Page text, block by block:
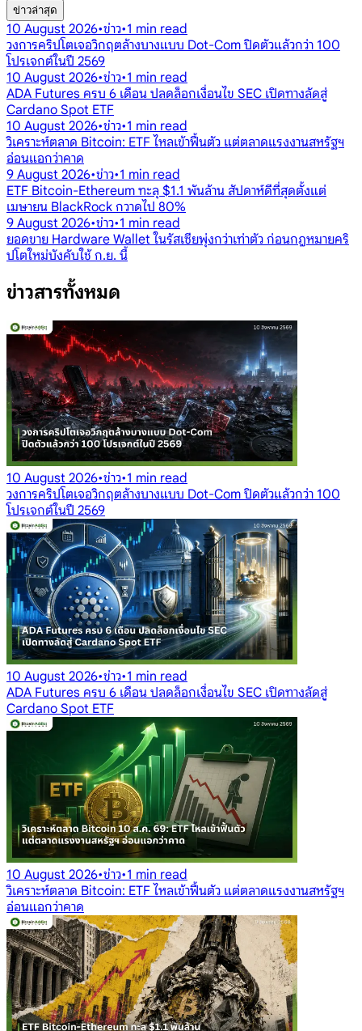
ข่าวล่าสุด
10 August 2026•ข่าว•1 min read
วงการคริปโตเจอวิกฤตล้างบางแบบ Dot-Com ปิดตัวแล้วกว่า 100
โปรเจกต์ในปี 2569
10 August 2026•ข่าว•1 min read
ADA Futures ครบ 6 เดือน ปลดล็อกเงื่อนไข SEC เปิดทางลัดสู่
Cardano Spot ETF
10 August 2026•ข่าว•1 min read
วิเคราะห์ตลาด Bitcoin: ETF ไหลเข้าฟื้นตัว แต่ตลาดแรงงานสหรัฐฯ
อ่อนแอกว่าคาด
9 August 2026•ข่าว•1 min read
ETF Bitcoin-Ethereum ทะลุ $1.1 พันล้าน สัปดาห์ดีที่สุดตั้งแต่
เมษายน BlackRock กวาดไป 80%
9 August 2026•ข่าว•1 min read
ยอดขาย Hardware Wallet ในรัสเซียพุ่งกว่าเท่าตัว ก่อนกฎหมายคริ
ปโตใหม่บังคับใช้ ก.ย. นี้
ข่าวสารทั้งหมด
10 August 2026•ข่าว•1 min read
วงการคริปโตเจอวิกฤตล้างบางแบบ Dot-Com ปิดตัวแล้วกว่า 100
โปรเจกต์ในปี 2569
10 August 2026•ข่าว•1 min read
ADA Futures ครบ 6 เดือน ปลดล็อกเงื่อนไข SEC เปิดทางลัดสู่
Cardano Spot ETF
10 August 2026•ข่าว•1 min read
วิเคราะห์ตลาด Bitcoin: ETF ไหลเข้าฟื้นตัว แต่ตลาดแรงงานสหรัฐฯ
อ่อนแอกว่าคาด